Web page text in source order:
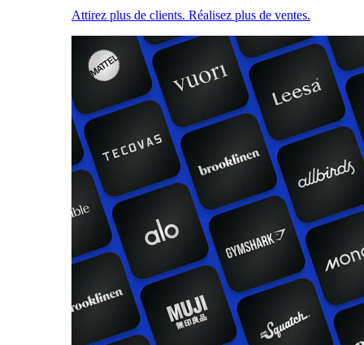
Attirez plus de clients. Réalisez plus de ventes.